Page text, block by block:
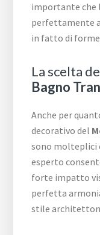
importante che
perfettamente
in fatto di
La scelta
Bagno
Anche per
decorativo del
sono molteplici
esperto
forte impatto
perfetta
stile